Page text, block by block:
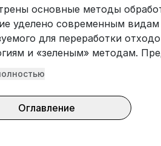
основные методы
уделено современным видам
для переработки
и «зеленым» методам.
подготовки 29.03.02
и аспирантов вузов.
и натуральных волокон и
Оглавление